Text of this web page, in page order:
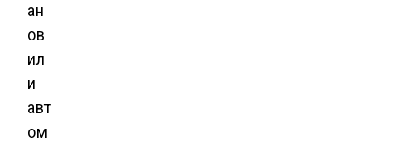
ан
ов
ил
и
авт
ом